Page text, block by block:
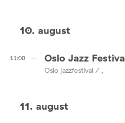
10. august
11:00 Oslo Jazz
Oslo jazzfestival / ,
11. august